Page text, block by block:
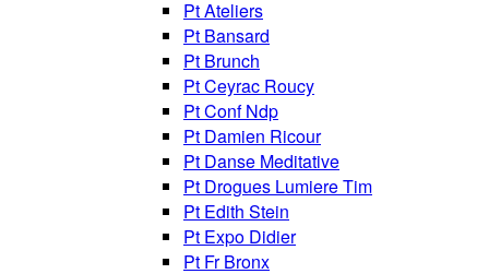
Pt Ateliers
Pt Bansard
Pt Brunch
Pt Ceyrac Roucy
Pt Conf Ndp
Pt Damien Ricour
Pt Danse Meditative
Pt Drogues Lumiere Tim
Pt Edith Stein
Pt Expo Didier
Pt Fr Bronx